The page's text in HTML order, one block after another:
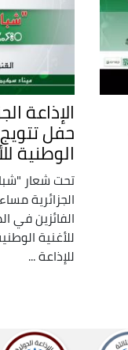
الإذاعة
حفل
الوطنية
تحت شعار
الجزائرية
الفائزين في
للأغنية
للإذاعة ...